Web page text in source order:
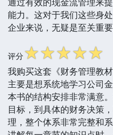
能力。这对于我们这些身
企业来说，无疑是至关重要
评分☆☆☆☆☆
我购买这套《财务管理教
主要是想系统地学习公司
本书的结构安排非常满意
目标，到具体的财务决策
理，整个体系非常完整和